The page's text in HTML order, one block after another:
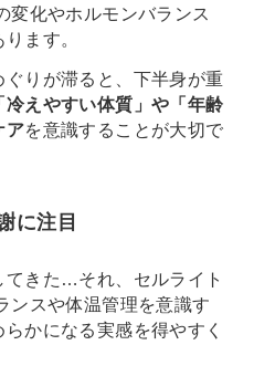
変化やホルモンバランス
ます。
りが滞ると、下半身が重
冷えやすい体質」や「年齢
アを意識することが大切で
に注目
てきた…それ、セルライト
ンスや体温管理を意識す
かになる実感を得やすく